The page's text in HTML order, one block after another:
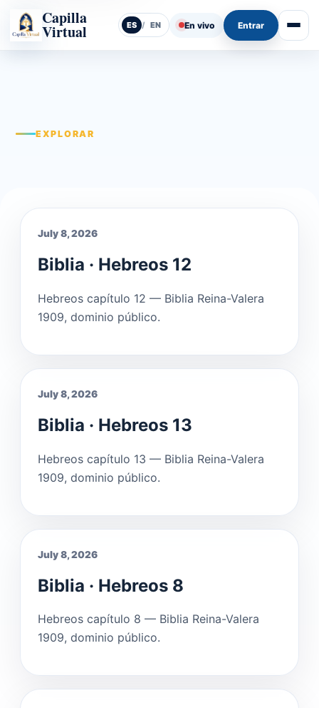
Capilla
Virtual ES / EN En vivo Entrar Abrir
EXPLORAR
July 8, 2026
Biblia · Hebreos 12
Hebreos capítulo 12 — Biblia Reina-Valera
1909, dominio público.
July 8, 2026
Biblia · Hebreos 13
Hebreos capítulo 13 — Biblia Reina-Valera
1909, dominio público.
July 8, 2026
Biblia · Hebreos 8
Hebreos capítulo 8 — Biblia Reina-Valera
1909, dominio público.